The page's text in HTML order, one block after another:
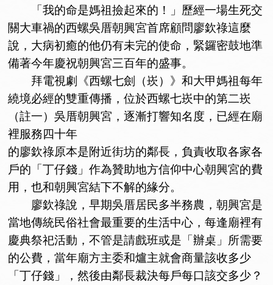
「我的命是媽祖撿起來的！」歷經一場生死交
關大車禍的西螺吳厝朝興宮首席顧問廖欽祿這麼
說，大病初癒的他仍有未完的使命，緊鑼密鼓地準
備著今年慶祝朝興宮三百年的盛事。
拜電視劇《西螺七劍（崁）》和大甲媽祖每年
繞境必經的雙重傳播，位於西螺七崁中的第二崁
（註一）吳厝朝興宮，逐漸打響知名度，已經在廟
裡服務四十年
的廖欽祿原本是附近街坊的鄰長，負責收取各家各
戶的「丁仔錢」作為贊助地方信仰中心朝興宮的費
用，也和朝興宮結下不解的緣分。
廖欽祿說，早期吳厝居民多半務農，朝興宮是
當地傳統民俗社會最重要的生活中心，每逢廟裡有
慶典祭祀活動，不管是請戲班或是「辦桌」所需要
的公費，當年廟方主委和爐主就會商量該收多少
「丁仔錢」，然後由鄰長裁決每戶每口該交多少？